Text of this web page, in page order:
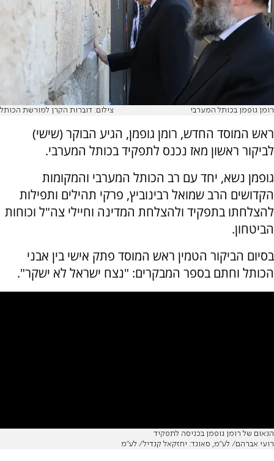
רומן גופמן בכותל המערבי צילום: דוברות הקרן למורשת הכותל
ראש המוסד החדש, רומן גופמן, הגיע הבוקר (שישי)
לביקור ראשון מאז נכנס לתפקיד בכותל המערבי.
גופמן נשא, יחד עם רב הכותל המערבי והמקומות
הקדושים הרב שמואל רבינוביץ, פרקי תהילים ותפילות
להצלחתו בתפקיד ולהצלחת המדינה וחיילי צה"ל וכוחות
הביטחון.
בסיום הביקור הטמין ראש המוסד פתק אישי בין אבני
הכותל וחתם בספר המבקרים: "נצח ישראל לא ישקר".
הנאום של רומן גופמן בכניסה לתפקיד
רועי אברהם/ לע״מ, סאונד: יחזקאל קנדיל/ לע״מ